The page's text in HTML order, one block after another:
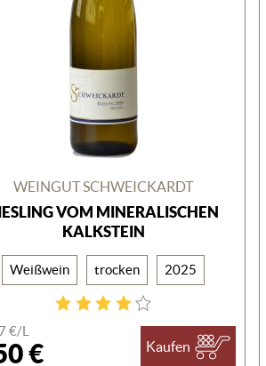
WEINGUT SCHWEICKARDT
VOM MINERALISCHEN
KALKSTEIN
Weißwein trocken 2025
€/L
€ Kaufen